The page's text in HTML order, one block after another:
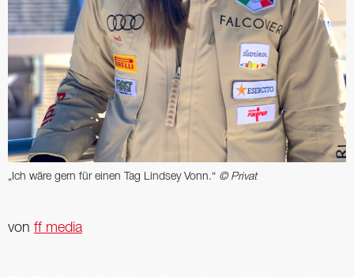
„Ich wäre gern für einen Tag Lindsey Vonn.“ © Privat
von ff media